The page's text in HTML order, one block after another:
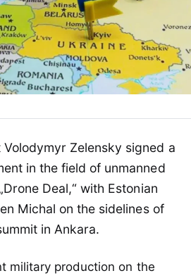
Zelensky signed a
in the field of unmanned
Deal,“ with Estonian
Michal on the sidelines of
in Ankara.
military production on the